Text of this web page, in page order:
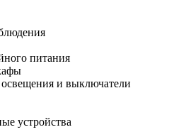
питания
и выключатели
устройства